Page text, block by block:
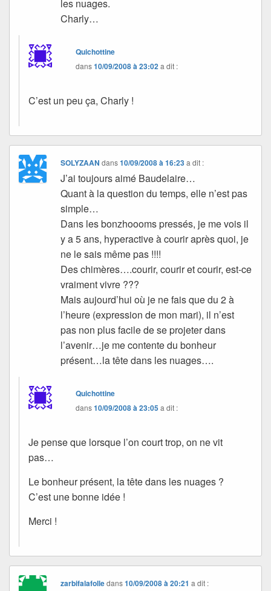
les nuages.
Charly…
Quichottine
dans10/09/2008 à 23:02a dit :
C’est un peu ça, Charly !
SOLYZAAN dans10/09/2008 à 16:23 a dit :
J’ai toujours aimé Baudelaire…
Quant à la question du temps, elle n’est pas
simple…
Dans les bonzhoooms pressés, je me vois il
y a 5 ans, hyperactive à courir après quoi, je
ne le sais même pas !!!!
Des chimères….courir, courir et courir, est-ce
vraiment vivre ???
Mais aujourd’hui où je ne fais que du 2 à
l’heure (expression de mon mari), il n’est
pas non plus facile de se projeter dans
l’avenir…je me contente du bonheur
présent…la tête dans les nuages….
Quichottine
dans10/09/2008 à 23:05a dit :
Je pense que lorsque l’on court trop, on ne vit
pas…
Le bonheur présent, la tête dans les nuages ?
C’est une bonne idée !
Merci !
zarbifalafolledans10/09/2008 à 20:21 a dit :